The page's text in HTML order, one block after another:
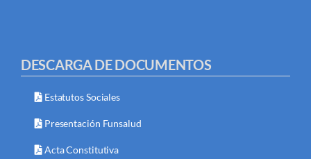
DESCARGA DE DOCUMENTOS
Estatutos Sociales
Presentación Funsalud
Acta Constitutiva